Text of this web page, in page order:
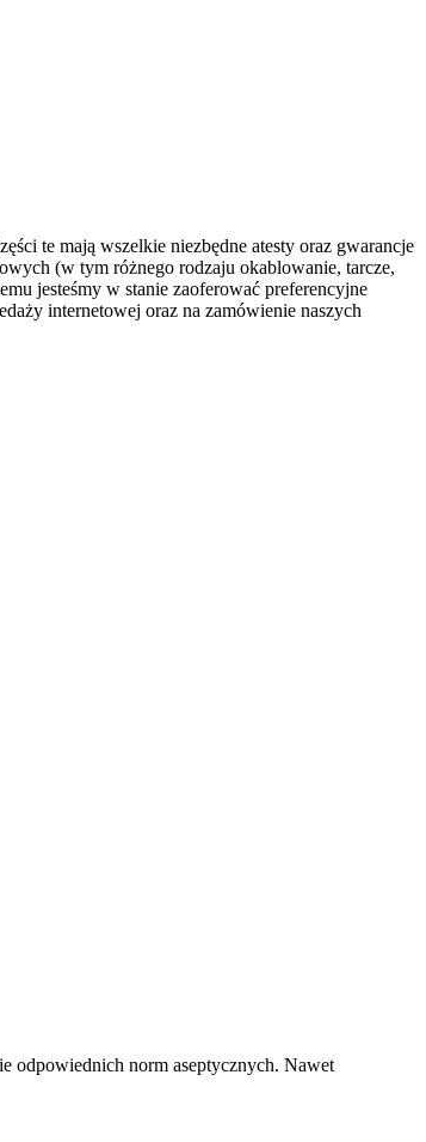
te mają wszelkie niezbędne atesty oraz gwarancje
(w tym różnego rodzaju okablowanie, tarcze,
jesteśmy w stanie zaoferować preferencyjne
internetowej oraz na zamówienie naszych
odpowiednich norm aseptycznych. Nawet